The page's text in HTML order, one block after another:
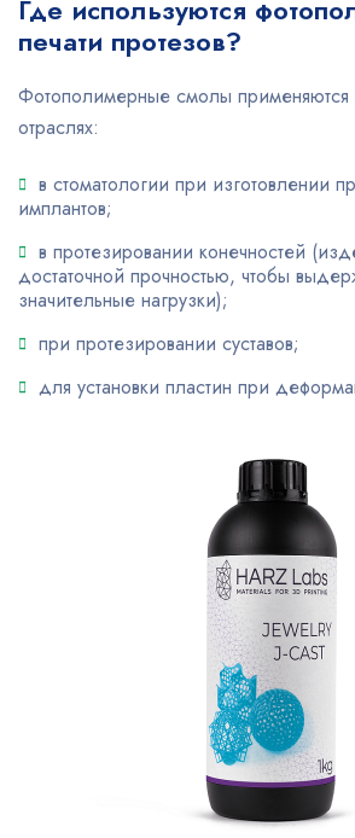
Где используются
печати протезов?
Фотополимерные смолы
отраслях:
в стоматологии при изготовлении
имплантов;
в протезировании конечностей
достаточной прочностью, чтобы
значительные нагрузки);
при протезировании суставов;
для установки пластин при